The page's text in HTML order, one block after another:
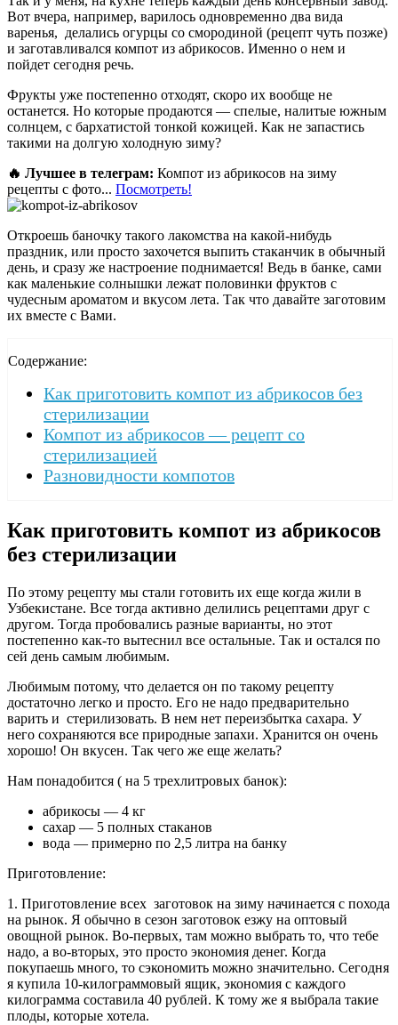
Вот вчера, например, варилось одновременно два вида
варенья, делались огурцы со смородиной (рецепт чуть позже)
и заготавливался компот из абрикосов. Именно о нем и
пойдет сегодня речь.
Фрукты уже постепенно отходят, скоро их вообще не
останется. Но которые продаются — спелые, налитые южным
солнцем, с бархатистой тонкой кожицей. Как не запастись
такими на долгую холодную зиму?
🔥 Лучшее в телеграм: Компот из абрикосов на зиму
рецепты с фото... Посмотреть!
Откроешь баночку такого лакомства на какой-нибудь
праздник, или просто захочется выпить стаканчик в обычный
день, и сразу же настроение поднимается! Ведь в банке, сами
как маленькие солнышки лежат половинки фруктов с
чудесным ароматом и вкусом лета. Так что давайте заготовим
их вместе с Вами.
Содержание:
Как приготовить компот из абрикосов без
стерилизации
Компот из абрикосов — рецепт со
стерилизацией
Разновидности компотов
Как приготовить компот из абрикосов
без стерилизации
По этому рецепту мы стали готовить их еще когда жили в
Узбекистане. Все тогда активно делились рецептами друг с
другом. Тогда пробовались разные варианты, но этот
постепенно как-то вытеснил все остальные. Так и остался по
сей день самым любимым.
Любимым потому, что делается он по такому рецепту
достаточно легко и просто. Его не надо предварительно
варить и стерилизовать. В нем нет переизбытка сахара. У
него сохраняются все природные запахи. Хранится он очень
хорошо! Он вкусен. Так чего же еще желать?
Нам понадобится ( на 5 трехлитровых банок):
абрикосы — 4 кг
сахар — 5 полных стаканов
вода — примерно по 2,5 литра на банку
Приготовление:
1. Приготовление всех заготовок на зиму начинается с похода
на рынок. Я обычно в сезон заготовок езжу на оптовый
овощной рынок. Во-первых, там можно выбрать то, что тебе
надо, а во-вторых, это просто экономия денег. Когда
покупаешь много, то сэкономить можно значительно. Сегодня
я купила 10-килограммовый ящик, экономия с каждого
килограмма составила 40 рублей. К тому же я выбрала такие
плоды, которые хотела.